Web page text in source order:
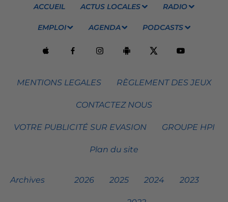
ACCUEIL ACTUS LOCALES RADIO
EMPLOI AGENDA PODCASTS
MENTIONS LEGALES RÈGLEMENT DES JEUX
CONTACTEZ NOUS
VOTRE PUBLICITÉ SUR EVASION GROUPE HPI
Plan du site
Archives 2026 2025 2024 2023